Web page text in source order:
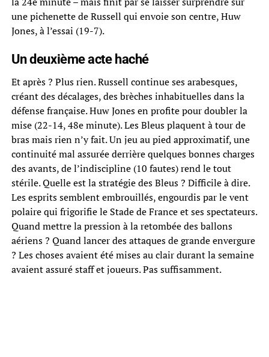
une pichenette de Russell qui envoie son centre, Huw
Jones, à l’essai (19-7).
Un deuxième acte haché
Et après ? Plus rien. Russell continue ses arabesques,
créant des décalages, des brèches inhabituelles dans la
défense française. Huw Jones en profite pour doubler la
mise (22-14, 48e minute). Les Bleus plaquent à tour de
bras mais rien n’y fait. Un jeu au pied approximatif, une
continuité mal assurée derrière quelques bonnes charges
des avants, de l’indiscipline (10 fautes) rend le tout
stérile. Quelle est la stratégie des Bleus ? Difficile à dire.
Les esprits semblent embrouillés, engourdis par le vent
polaire qui frigorifie le Stade de France et ses spectateurs.
Quand mettre la pression à la retombée des ballons
aériens ? Quand lancer des attaques de grande envergure
? Les choses avaient été mises au clair durant la semaine
avaient assuré staff et joueurs. Pas suffisamment.